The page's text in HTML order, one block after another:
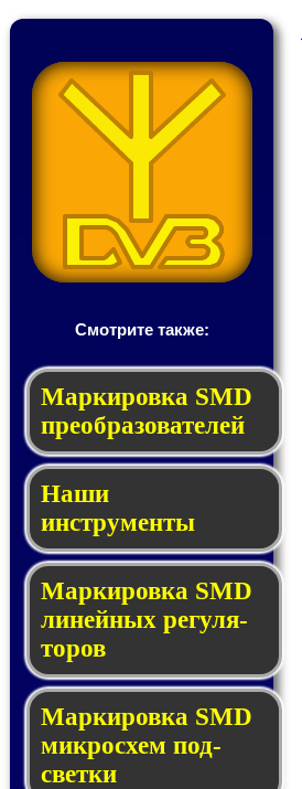
Смотрите также:
Мар­ки­ров­ка SMD
пре­об­ра­зо­ва­те­лей
Наши
инструменты
Маркировка SMD
ли­ней­ных ре­гу­ля­
то­ров
Маркировка SMD
мик­ро­схем под­
свет­ки